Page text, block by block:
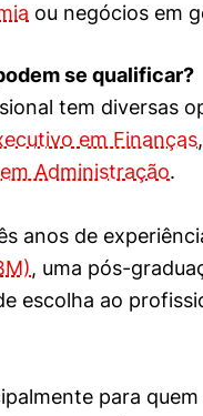
ou negócios em
se qualificar?
tem diversas
em Finanças
Administração.
anos de
, uma pós-
escolha ao
para